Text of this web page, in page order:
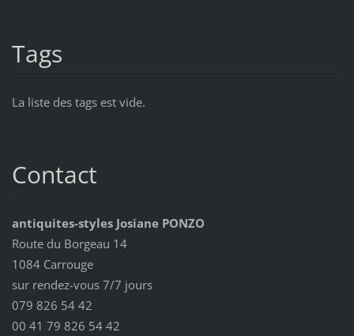
Tags
La liste des tags est vide.
Contact
antiquites-styles Josiane PONZO
Route du Borgeau 14
1084 Carrouge
sur rendez-vous 7/7 jours
079 826 54 42
00 41 79 826 54 42